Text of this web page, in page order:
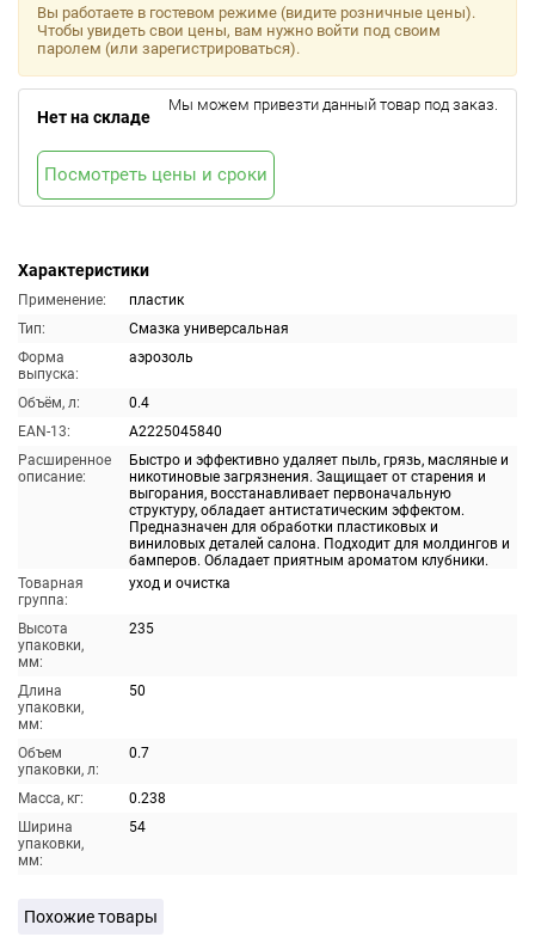
Характеристики
Применение:
пластик
Тип:
Смазка универсальная
Форма
выпуска:
аэрозоль
Объём, л:
0.4
EAN-13:
A2225045840
Расширенное
описание:
Быстро и эффективно удаляет пыль, грязь, масляные и
никотиновые загрязнения. Защищает от старения и
выгорания, восстанавливает первоначальную
структуру, обладает антистатическим эффектом.
Предназначен для обработки пластиковых и
виниловых деталей салона. Подходит для молдингов и
бамперов. Обладает приятным ароматом клубники.
Товарная
группа:
уход и очистка
Высота
упаковки,
мм:
235
Длина
упаковки,
мм:
50
Объем
упаковки, л:
0.7
Масса, кг:
0.238
Ширина
упаковки,
мм:
54
Вы работаете в гостевом режиме (видите розничные цены).
Чтобы увидеть свои цены, вам нужно войти под своим
паролем (или зарегистрироваться).
Нет на складе
Мы можем привезти данный товар под заказ.
Посмотреть цены и сроки
Похожие товары